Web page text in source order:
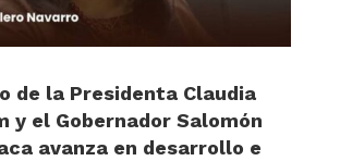
de la Presidenta Claudia
y el Gobernador Salomón
avanza en desarrollo e